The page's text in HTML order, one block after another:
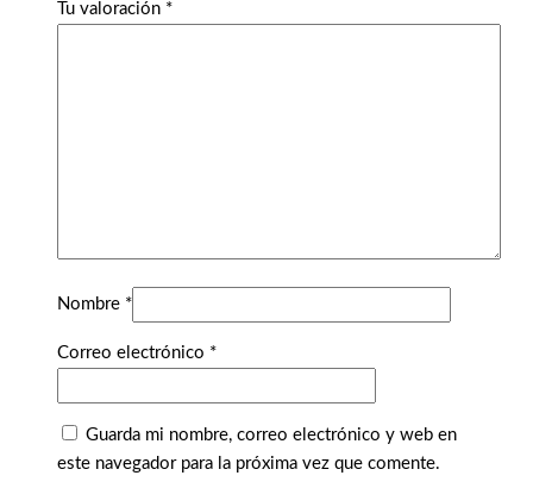
Tu valoración *
Nombre *
Correo electrónico *
Guarda mi nombre, correo electrónico y web en
este navegador para la próxima vez que comente.